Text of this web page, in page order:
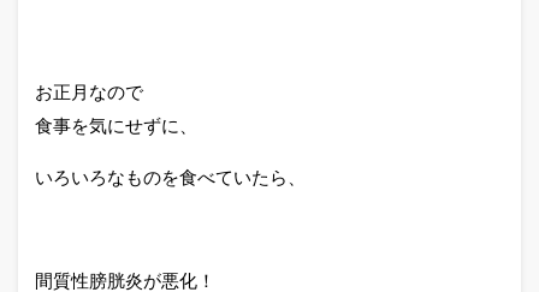
お正月なので
食事を気にせずに、
いろいろなものを食べていたら、
間質性膀胱炎が悪化！